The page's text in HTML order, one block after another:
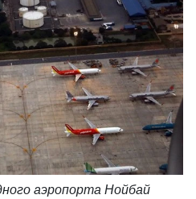
аэропорта Нойбай